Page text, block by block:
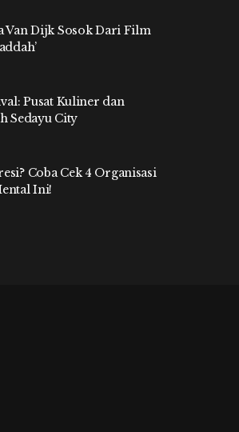
Van Dijk Sosok Dari Film
Pusat Kuliner dan
Sedayu City
Coba Cek 4 Organisasi
Ini!